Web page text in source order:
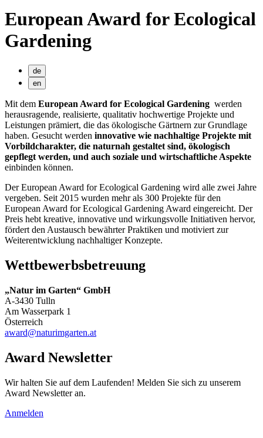
European Award for Ecological
Gardening
de
en
Mit dem European Award for Ecological Gardening werden
herausragende, realisierte, qualitativ hochwertige Projekte und
Leistungen prämiert, die das ökologische Gärtnern zur Grundlage
haben. Gesucht werden innovative wie nachhaltige Projekte mit
Vorbildcharakter, die naturnah gestaltet sind, ökologisch
gepflegt werden, und auch soziale und wirtschaftliche Aspekte
einbinden können.
Der European Award for Ecological Gardening wird alle zwei Jahre
vergeben. Seit 2015 wurden mehr als 300 Projekte für den
European Award for Ecological Gardening Award eingereicht. Der
Preis hebt kreative, innovative und wirkungsvolle Initiativen hervor,
fördert den Austausch bewährter Praktiken und motiviert zur
Weiterentwicklung nachhaltiger Konzepte.
Wettbewerbsbetreuung
„Natur im Garten“ GmbH
A-3430 Tulln
Am Wasserpark 1
Österreich
award@naturimgarten.at
Award Newsletter
Wir halten Sie auf dem Laufenden! Melden Sie sich zu unserem
Award Newsletter an.
Anmelden